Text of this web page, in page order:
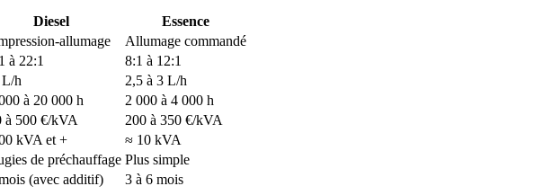
Diesel
Essence
allumage
Allumage commandé
à 22:1
8:1 à 12:1
L/h
2,5 à 3 L/h
à 20 000 h
2 000 à 4 000 h
à 500 €/kVA
200 à 350 €/kVA
kVA et +
≈ 10 kVA
de préchauffage Plus simple
(avec additif) 3 à 6 mois